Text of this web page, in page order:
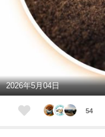
2026年5月04日
54